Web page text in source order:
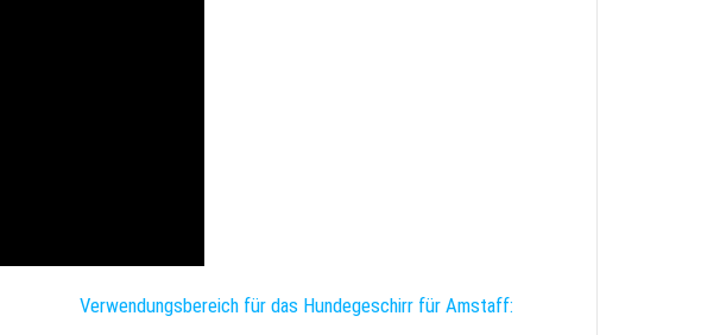
Verwendungsbereich für das Hundegeschirr für Amstaff: